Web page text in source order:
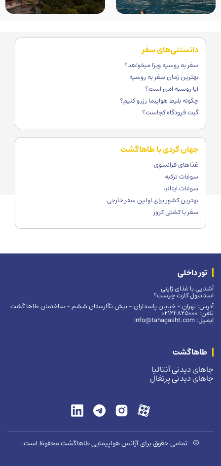
دانستنی‌های سفر
سفر به روسیه ویزا میخواهد؟
بهترین زمان سفر به روسیه
آیا روسیه امن است؟
چگونه بلیط هواپیما رزرو کنیم؟
گیت فرودگاه کجاست؟
جهان گردی با طاهاگشت
غذاهای فرانسوی
سوغات ترکیه
سوغات ایتالیا
بهترین کشور برای اولین سفر خارجی
سفر با کشتی کروز
طاهاگشت
جاهای دیدنی آنتالیا
جاهای دیدنی پرتغال
تور داخلی
آشنایی با غذای ژاپنی
استانبول کارت چیست؟
آدرس: تهران – خیابان پاسداران – نبش نگارستان ششم – ساختمان طاها گشت
تلفن: 02124825000
ایمیل: info@tahagasht.com
© تمامی حقوق برای آژانس هواپیمایی طاهاگشت محفوظ است.